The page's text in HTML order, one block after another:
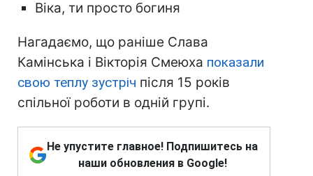
Віка, ти просто богиня
Нагадаємо, що раніше Слава
Камінська і Вікторія Смеюха показали
свою теплу зустріч після 15 років
спільної роботи в одній групі.
Не упустите главное! Подпишитесь на
наши обновления в Google!